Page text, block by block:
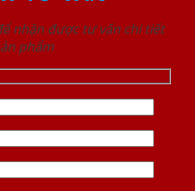
nhận được tư vấn chi tiết
phẩm